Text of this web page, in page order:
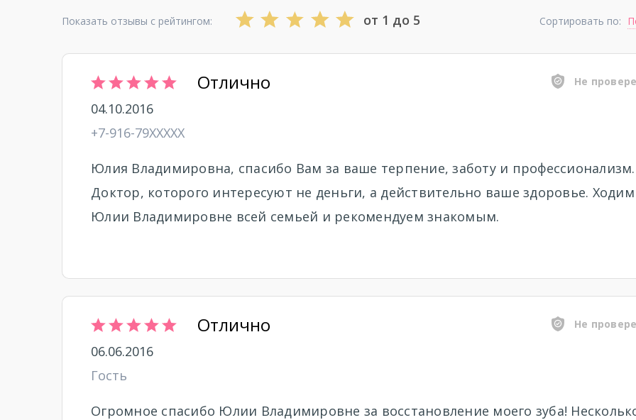
Показать отзывы с рейтингом: от 1 до 5 Сортировать по:
Отлично Не
04.10.2016
+7-916-79XXXXX
Юлия Владимировна, спасибо Вам за ваше терпение, заботу и профессионализм.
Доктор, которого интересуют не деньги, а действительно ваше здоровье.
Юлии Владимировне всей семьей и рекомендуем знакомым.
Отлично Не
06.06.2016
Гость
Огромное спасибо Юлии Владимировне за восстановление моего зуба!